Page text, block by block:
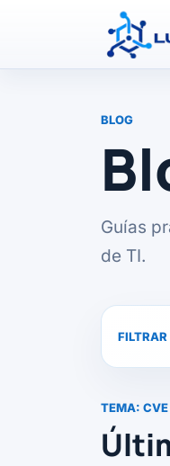
BLOG
Guías
de TI.
FILTRAR
TEMA: CVE